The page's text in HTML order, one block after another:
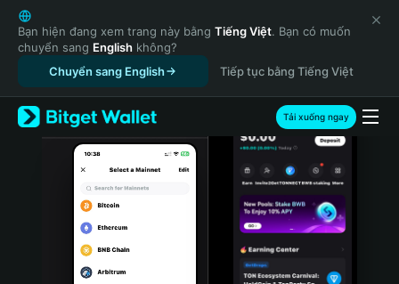
English
日本語
Tiếng Việt
Русский
Español (Latinoamérica)
Türkçe
Italiano
Português (Portugal)
Bahasa Indonesia
Bạn hiện đang xem trang này bằng Tiếng Việt. Bạn có muốn
chuyển sang English không?
Chuyển sang English
Tiếp tục bằng Tiếng Việt
Tải xuống ngay